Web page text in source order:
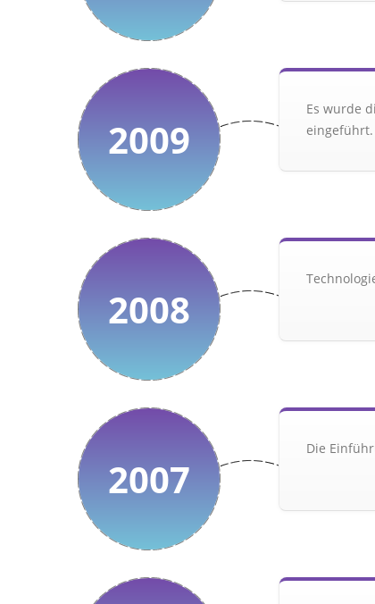
2009
Es wurde
eingeführt.
2008
2007
Die